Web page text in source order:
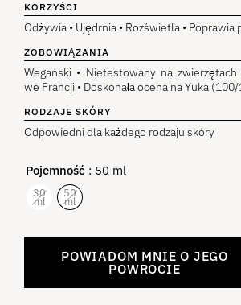
KORZYŚCI
Odżywia • Ujędrnia • Rozświetla • Poprawia
ZOBOWIĄZANIA
Wegański • Nietestowany na
we Francji • Doskonała ocena na Yuka
RODZAJE SKÓRY
Odpowiedni dla każdego rodzaju skóry
Pojemność : 50 ml
30
ml
50
ml
POWIADOM MNIE O JEGO
POWROCIE